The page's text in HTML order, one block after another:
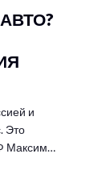
и
Это
Максим…